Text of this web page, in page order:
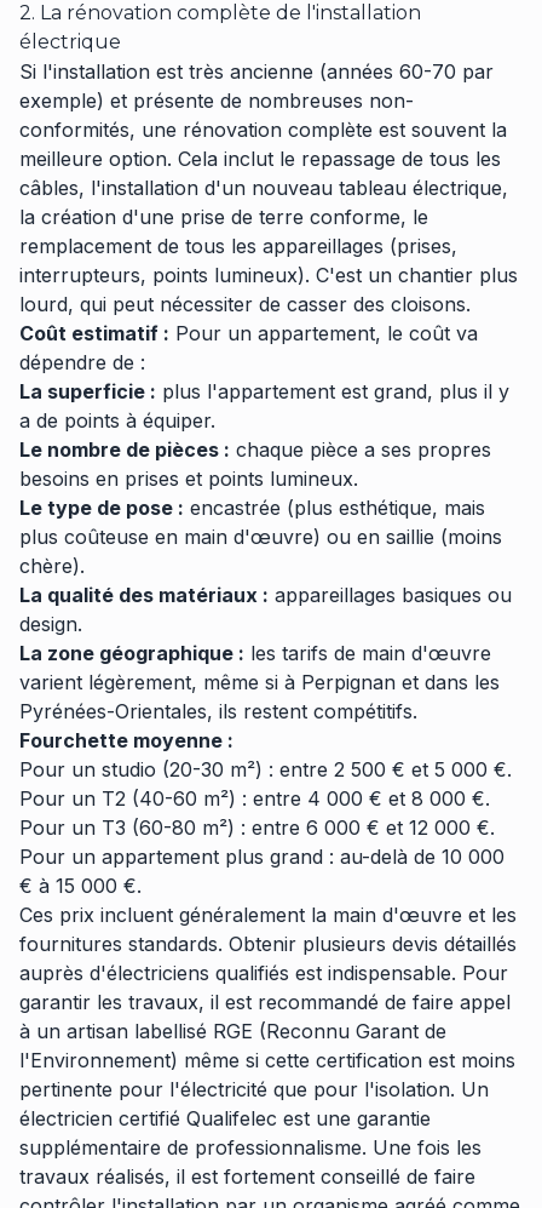
2. La rénovation complète de l'installation
électrique
Si l'installation est très ancienne (années 60-70 par
exemple) et présente de nombreuses non-
conformités, une rénovation complète est souvent la
meilleure option. Cela inclut le repassage de tous les
câbles, l'installation d'un nouveau tableau électrique,
la création d'une prise de terre conforme, le
remplacement de tous les appareillages (prises,
interrupteurs, points lumineux). C'est un chantier plus
lourd, qui peut nécessiter de casser des cloisons.
Coût estimatif : Pour un appartement, le coût va
dépendre de :
La superficie : plus l'appartement est grand, plus il y
a de points à équiper.
Le nombre de pièces : chaque pièce a ses propres
besoins en prises et points lumineux.
Le type de pose : encastrée (plus esthétique, mais
plus coûteuse en main d'œuvre) ou en saillie (moins
chère).
La qualité des matériaux : appareillages basiques ou
design.
La zone géographique : les tarifs de main d'œuvre
varient légèrement, même si à Perpignan et dans les
Pyrénées-Orientales, ils restent compétitifs.
Fourchette moyenne :
Pour un studio (20-30 m²) : entre 2 500 € et 5 000 €.
Pour un T2 (40-60 m²) : entre 4 000 € et 8 000 €.
Pour un T3 (60-80 m²) : entre 6 000 € et 12 000 €.
Pour un appartement plus grand : au-delà de 10 000
€ à 15 000 €.
Ces prix incluent généralement la main d'œuvre et les
fournitures standards. Obtenir plusieurs devis détaillés
auprès d'électriciens qualifiés est indispensable. Pour
garantir les travaux, il est recommandé de faire appel
à un artisan labellisé RGE (Reconnu Garant de
l'Environnement) même si cette certification est moins
pertinente pour l'électricité que pour l'isolation. Un
électricien certifié Qualifelec est une garantie
supplémentaire de professionnalisme. Une fois les
travaux réalisés, il est fortement conseillé de faire